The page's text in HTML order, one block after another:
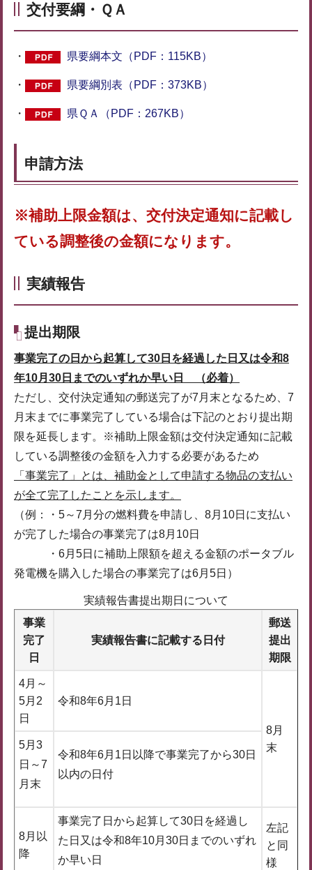
交付要綱・ＱＡ
・ 県要綱本文（PDF：115KB）
・ 県要綱別表（PDF：373KB）
・ 県ＱＡ（PDF：267KB）
申請方法
※補助上限金額は、交付決定通知に記載し
ている調整後の金額になります。
実績報告
提出期限
事業完了の日から起算して30日を経過した日又は令和8
年10月30日までのいずれか早い日 （必着）
ただし、交付決定通知の郵送完了が7月末となるため、7
月末までに事業完了している場合は下記のとおり提出期
限を延長します。※補助上限金額は交付決定通知に記載
している調整後の金額を入力する必要があるため
「事業完了」とは、補助金として申請する物品の支払い
が全て完了したことを示します。
（例：・5～7月分の燃料費を申請し、8月10日に支払い
が完了した場合の事業完了は8月10日
・6月5日に補助上限額を超える金額のポータブル
発電機を購入した場合の事業完了は6月5日）
実績報告書提出期日について
事業
完了
日
実績報告書に記載する日付
郵送
提出
期限
4月～
5月2
日
令和8年6月1日
8月
末
5月3
日～7
月末
令和8年6月1日以降で事業完了から30日
以内の日付
8月以
降
事業完了日から起算して30日を経過し
た日又は令和8年10月30日までのいずれ
か早い日
左記
と同
様